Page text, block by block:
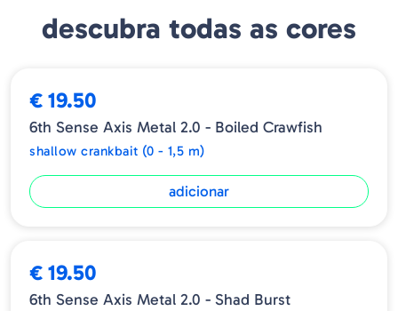
Peso: 1/2oz
Profundidade: 2 - 5 ft
descubra todas as cores
€ 19.50
6th Sense Axis Metal 2.0 - Boiled Crawfish
shallow crankbait (0 - 1,5 m)
adicionar
€ 19.50
6th Sense Axis Metal 2.0 - Shad Burst